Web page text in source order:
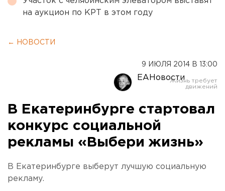
на аукцион по КРТ в этом году
← НОВОСТИ
9 ИЮЛЯ 2014 В 13:00
ЕАНовости
В Екатеринбурге стартовал
конкурс социальной
рекламы «Выбери жизнь»
В Екатеринбурге выберут лучшую социальную
рекламу.